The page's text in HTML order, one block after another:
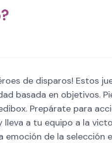
de disparos! Estos
basada en objetivos.
Prepárate para
lleva a tu equipo a la
emoción de la selección